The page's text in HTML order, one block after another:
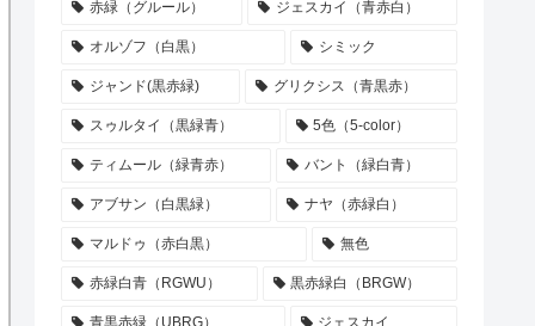
赤緑（グルール） ジェスカイ（青赤白）
オルゾフ（白黒） シミック
ジャンド(黒赤緑) グリクシス（青黒赤）
スゥルタイ（黒緑青） 5色（5-color）
ティムール（緑青赤） バント（緑白青）
アブサン（白黒緑） ナヤ（赤緑白）
マルドゥ（赤白黒） 無色
赤緑白青（RGWU） 黒赤緑白（BRGW）
青黒赤緑（UBRG） ジェスカイ